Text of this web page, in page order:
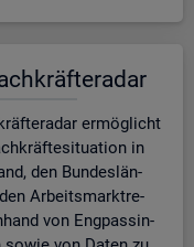
er­mög­licht
in
den Bun­des­län­
Ar­beits­markt­re­
von Eng­pas­sin­